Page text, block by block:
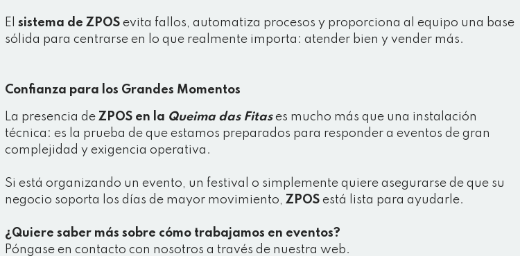
El sistema de ZPOS evita fallos, automatiza procesos y proporciona al equipo una base
sólida para centrarse en lo que realmente importa: atender bien y vender más.
Confianza para los Grandes Momentos
La presencia de ZPOS en la Queima das Fitases mucho más que una instalación
técnica: es la prueba de que estamos preparados para responder a eventos de gran
complejidad y exigencia operativa.
Si está organizando un evento, un festival o simplemente quiere asegurarse de que su
negocio soporta los días de mayor movimiento, ZPOS está lista para ayudarle.
¿Quiere saber más sobre cómo trabajamos en eventos?
Póngase en contacto con nosotros a través de nuestra web.